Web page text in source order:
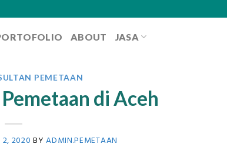
ABOUT JASA
PEMETAAN
di Aceh
2, 2020 BYADMIN.PEMETAAN